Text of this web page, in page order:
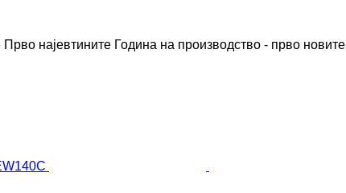
Прво најевтините Година на производство - прво новите